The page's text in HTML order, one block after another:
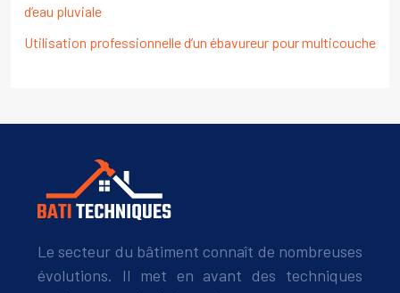
d’eau pluviale
Utilisation professionnelle d’un ébavureur pour multicouche
Le secteur du bâtiment connaît de nombreuses
évolutions. Il met en avant des techniques